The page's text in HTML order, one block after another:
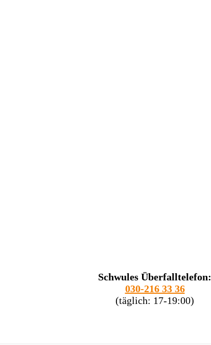
Schwules Überfalltelefon:
030-216 33 36
(täglich: 17-19:00)